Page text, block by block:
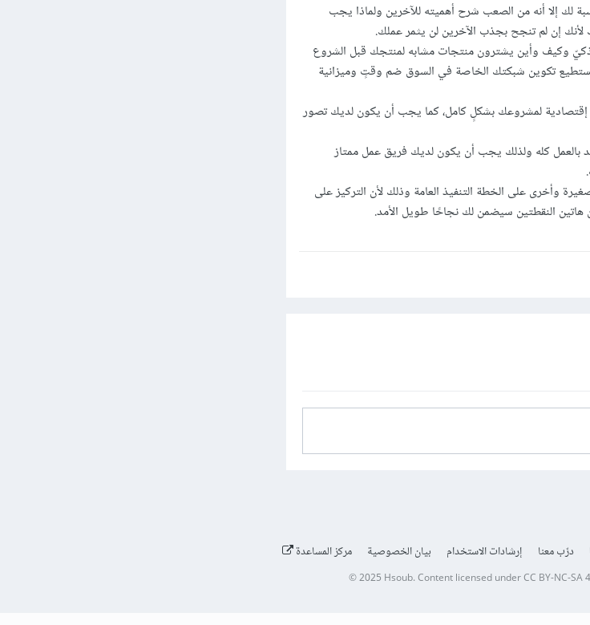
لك إلا أنه من الصعب شرح أهميته للآخرين ولماذا يجب
لأنك إن لم تنجح بجذب الآخرين لن يثمر عملك.
وكيف وأين يشترون منتجات مشابه لمنتجك قبل الشروع
تكوين شبكتك الخاصة في السوق ضم وقتٍ وميزانية
لمشروعك بشكلٍ كامل، كما يجب أن يكون لديك تصور
كله ولذلك يجب أن يكون لديك فريق عمل ممتاز
وأخرى على الخطة التنفيذ العامة وذلك لأن التركيز على
النقطتين سيضمن لك نجاحًا طويل الأمد.
درّب معنا إرشادات الاستخدام بيان الخصوصية مركز المساعدة
© 2025 Hsoub.Content licensed underCC BY-NC-SA